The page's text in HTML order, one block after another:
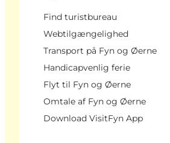
Find turistbureau
Webtilgængelighed
Transport på Fyn og Øerne
Handicapvenlig ferie
Flyt til Fyn og Øerne
Omtale af Fyn og Øerne
Download VisitFyn App